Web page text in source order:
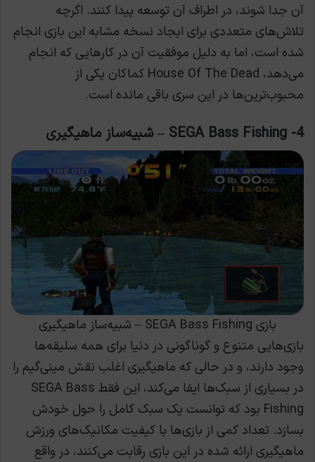
آن جدا شوند، در اطراف آن توسعه پیدا کنند. اگرچه
تلاش‌های متعددی برای ایجاد نسخه مشابه این بازی انجام
شده است، اما به دلیل موفقیت آن در کارهایی که انجام
می‌دهد، House Of The Dead کماکان یکی از
محبوب‌ترین‌ها در این سری باقی مانده است.
4- SEGA Bass Fishing – شبیه‌ساز ماهیگیری
بازی SEGA Bass Fishing – شبیه‌ساز ماهیگیری
بازی‌هایی متنوع و گوناگونی در دنیا برای همه سلیقه‌ها
وجود دارند، و در حالی که ماهیگیری اغلب نقش مینی‌گیم را
در بسیاری از سبک‌ها ایفا می‌کند، این فقط SEGA Bass
Fishing بود که توانست یک سبک کامل را حول خودش
بسازد. تعداد کمی از بازی‌ها با کیفیت مکانیک‌های ورزش
ماهیگیری ارائه شده در این بازی رقابت می‌کنند، در واقع